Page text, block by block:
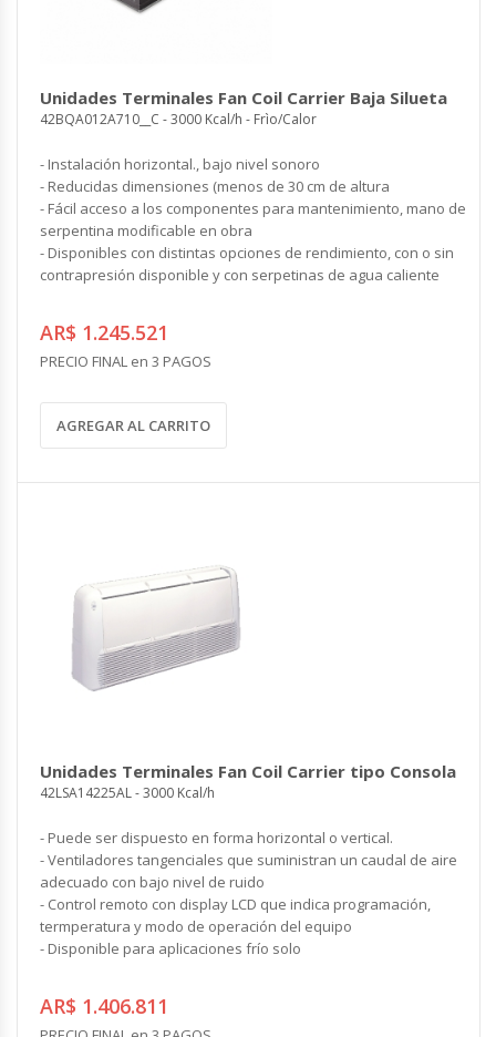
Unidades Terminales Fan Coil Carrier Baja Silueta
42BQA012A710__C - 3000 Kcal/h - Frìo/Calor
- Instalación horizontal., bajo nivel sonoro
- Reducidas dimensiones (menos de 30 cm de altura
- Fácil acceso a los componentes para mantenimiento, mano de
serpentina modificable en obra
- Disponibles con distintas opciones de rendimiento, con o sin
contrapresión disponible y con serpetinas de agua caliente
AR$ 1.245.521
PRECIO FINAL en 3 PAGOS
AGREGAR AL CARRITO
Unidades Terminales Fan Coil Carrier tipo Consola
42LSA14225AL - 3000 Kcal/h
- Puede ser dispuesto en forma horizontal o vertical.
- Ventiladores tangenciales que suministran un caudal de aire
adecuado con bajo nivel de ruido
- Control remoto con display LCD que indica programación,
termperatura y modo de operación del equipo
- Disponible para aplicaciones frío solo
AR$ 1.406.811